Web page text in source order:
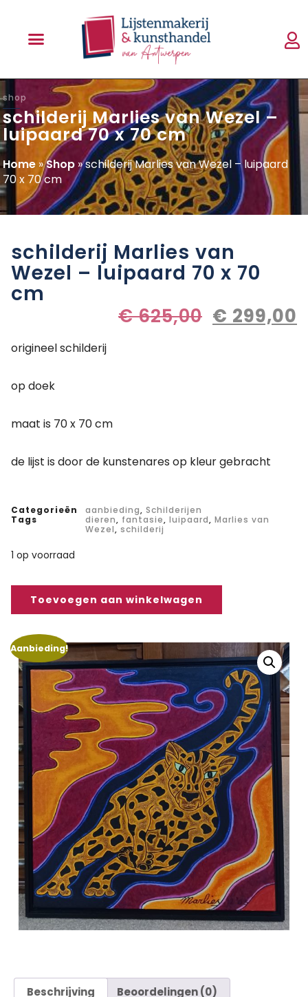
shop
schilderij Marlies van Wezel –
luipaard 70 x 70 cm
Home »Shop »schilderij Marlies van Wezel – luipaard
70 x 70 cm
schilderij Marlies van
Wezel – luipaard 70 x 70
cm
€625,00 € 299,00
origineel schilderij
op doek
maat is 70 x 70 cm
de lijst is door de kunstenares op kleur gebracht
Categorieën aanbieding, Schilderijen
Tags
dieren, fantasie, luipaard, Marlies van
Wezel, schilderij
1 op voorraad
Toevoegen aan winkelwagen
Aanbieding!
Beschrijving Beoordelingen (0)